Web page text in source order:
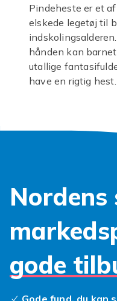
Pindeheste er et
elskede legetøj til
hånden kan
utallige
have en rigtig
traditionelle
en enkel pind er
Nogle modeller har
I Norden – særligt i
sportskoncept.
forhindringsbaner,
deres pindeheste,
gode
Gode fund, du kan